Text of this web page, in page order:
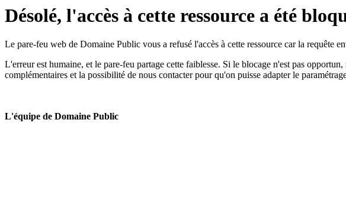
Désolé, l'accès à cette ressource a été
Le pare-feu web de Domaine Public vous a refusé l'accès à cette ressource car la requête
L'erreur est humaine, et le pare-feu partage cette faiblesse. Si le blocage n'est pas
complémentaires et la possibilité de nous contacter pour qu'on puisse adapter le
L'équipe de Domaine Public